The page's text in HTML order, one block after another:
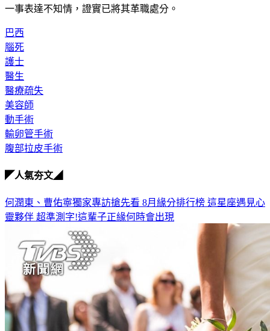
一事表達不知情，證實已將其革職處分。
巴西
腦死
護士
醫生
醫療疏失
美容師
動手術
輸卵管手術
腹部拉皮手術
◤人氣夯文◢
何潤東、曹佑寧獨家專訪搶先看 8月緣分排行榜 這星座遇見心
靈夥伴 超準測字!這輩子正緣何時會出現